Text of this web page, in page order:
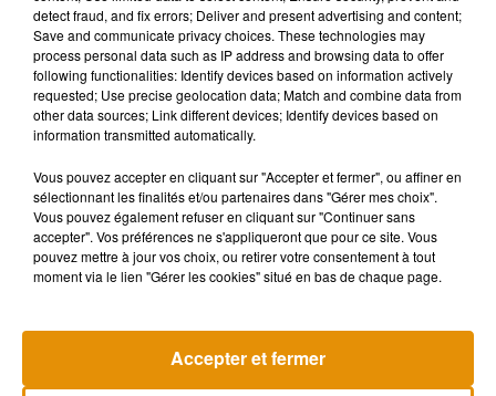
Musique
7 août 2026
Madonna sort enfin le remix de « Love
Sensation » avec Kylie Minogue
7 août 2026
Angèle et Amélie Lens dévoilent leur
collaboration tant attendue
detect fraud, and fix errors; Deliver and present advertising and content;
Save and communicate privacy choices. These technologies may
process personal data such as IP address and browsing data to offer
following functionalities: Identify devices based on information actively
requested; Use precise geolocation data; Match and combine data from
other data sources; Link different devices; Identify devices based on
information transmitted automatically.
Vous pouvez accepter en cliquant sur "Accepter et fermer", ou affiner en
sélectionnant les finalités et/ou partenaires dans "Gérer mes choix".
Vous pouvez également refuser en cliquant sur "Continuer sans
accepter". Vos préférences ne s'appliqueront que pour ce site. Vous
pouvez mettre à jour vos choix, ou retirer votre consentement à tout
moment via le lien "Gérer les cookies" situé en bas de chaque page.
Accepter et fermer